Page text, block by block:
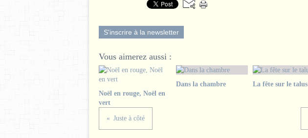
S'inscrire à la newsletter
Vous aimerez aussi :
Noël en rouge, Noël en
vert
Dans la chambre La fête sur le talus
Juste à côté